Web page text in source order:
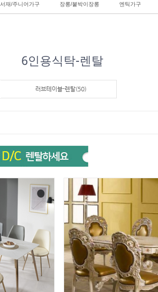
서재/주니어가구 장롱/붙박이장롱 엔틱가구
6인용식탁-렌탈
러브테이블-렌탈(50)